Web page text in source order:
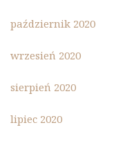
październik 2020
wrzesień 2020
sierpień 2020
lipiec 2020